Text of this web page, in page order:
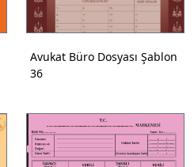
Avukat Büro Dosyası Şablon
36